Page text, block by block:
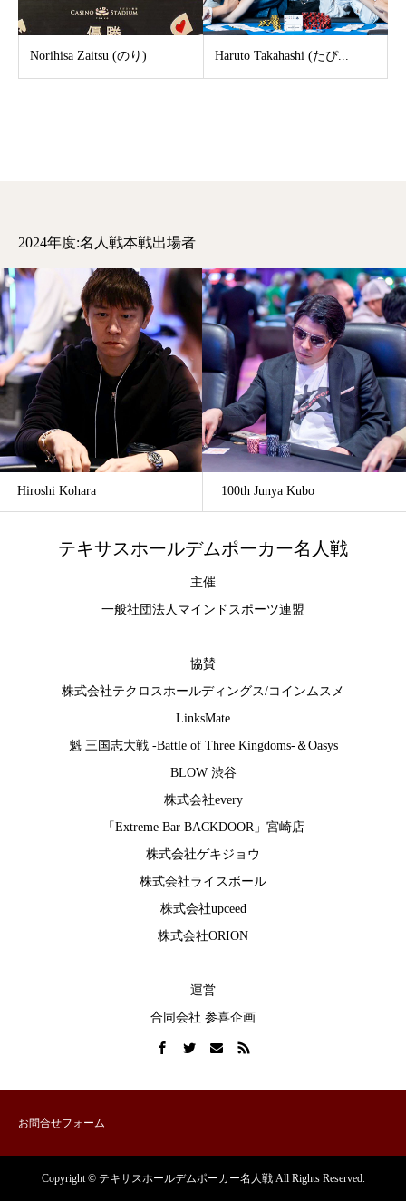
Norihisa Zaitsu (のり) Haruto Takahashi (たぴ...
2024年度:名人戦本戦出場者
Hiroshi Kohara 100th Junya Kubo
テキサスホールデムポーカー名人戦
主催
一般社団法人マインドスポーツ連盟
協賛
株式会社テクロスホールディングス/コインムスメ
LinksMate
魁 三国志大戦 -Battle of Three Kingdoms-＆Oasys
BLOW 渋谷
株式会社every
「Extreme Bar BACKDOOR」宮崎店
株式会社ゲキジョウ
株式会社ライスボール
株式会社upceed
株式会社ORION
運営
合同会社 参喜企画
お問合せフォーム
Copyright © テキサスホールデムポーカー名人戦 All Rights Reserved.